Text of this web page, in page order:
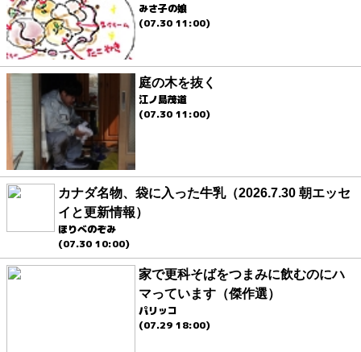
みさ子の娘
(07.30 11:00)
庭の木を抜く
江ノ島茂道
(07.30 11:00)
カナダ名物、袋に入った牛乳（2026.7.30 朝エッセ
イと更新情報）
ほりべのぞみ
(07.30 10:00)
家で更科そばをつまみに飲むのにハ
マっています（傑作選）
パリッコ
(07.29 18:00)